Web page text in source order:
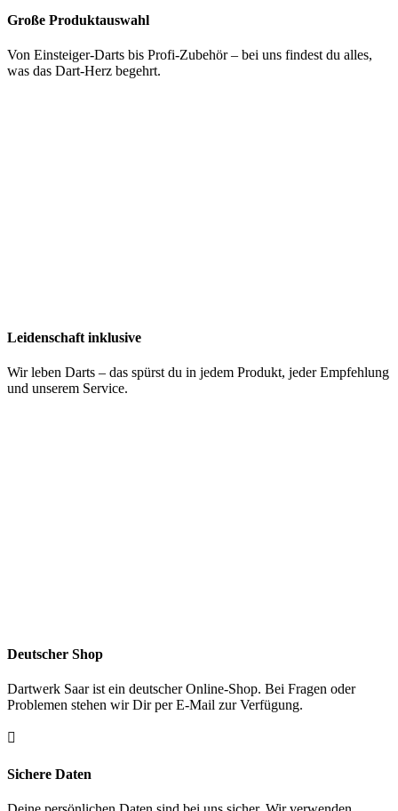
Große Produktauswahl
Von Einsteiger-Darts bis Profi-Zubehör – bei uns findest du alles,
was das Dart-Herz begehrt.
Leidenschaft inklusive
Wir leben Darts – das spürst du in jedem Produkt, jeder Empfehlung
und unserem Service.
Deutscher Shop
Dartwerk Saar ist ein deutscher Online-Shop. Bei Fragen oder
Problemen stehen wir Dir per E-Mail zur Verfügung.

Sichere Daten